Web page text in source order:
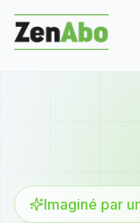
Imaginé par